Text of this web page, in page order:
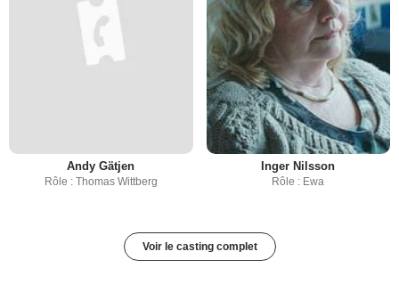
Andy Gätjen
Rôle : Thomas Wittberg
Inger Nilsson
Rôle : Ewa
Voir le casting complet